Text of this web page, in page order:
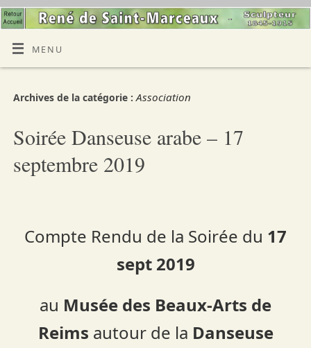
MENU
Archives de la catégorie :Association
Soirée Danseuse arabe – 17
septembre 2019
Compte Rendu de la Soirée du 17
sept 2019
au Musée des Beaux-Arts de
Reims autour de la Danseuse